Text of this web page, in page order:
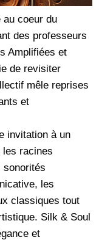
au coeur du
des professeurs
Amplifiées et
de revisiter
mêle reprises
et
invitation à un
les racines
sonorités
les
classiques tout
Silk & Soul
et